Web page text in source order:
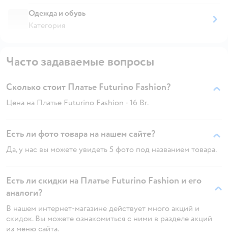
Одежда и обувь
Категория
Часто задаваемые вопросы
Сколько стоит Платье Futurino Fashion?
Цена на Платье Futurino Fashion - 16 Br.
Есть ли фото товара на нашем сайте?
Да, у нас вы можете увидеть 5 фото под названием товара.
Есть ли скидки на Платье Futurino Fashion и его
аналоги?
В нашем интернет-магазине действует много акций и
скидок. Вы можете ознакомиться с ними в разделе акций
из меню сайта.